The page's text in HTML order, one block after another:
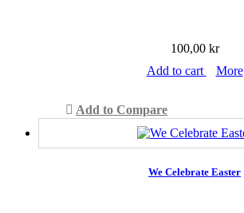
100,00 kr
Add to cart
More
Add to Compare
We Celebrate Easter